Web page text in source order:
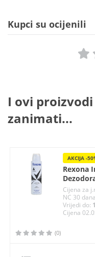
Kupci su ocijenili
I ovi
zanimati...
AKCIJA -
Rexona
Cijena za
NC 30
Vrijedi do:
Cijena
(0)